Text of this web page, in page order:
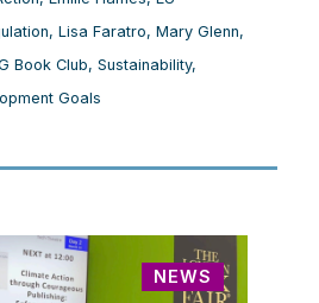
, Lisa Faratro, Mary Glenn,
Book Club, Sustainability,
Goals
NEWS